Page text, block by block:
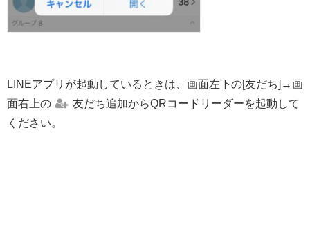
LINEアプリが起動しているときは、画面左下の[友だち]→画
面右上の
友だち追加からQRコードリーダーを起動して
ください。